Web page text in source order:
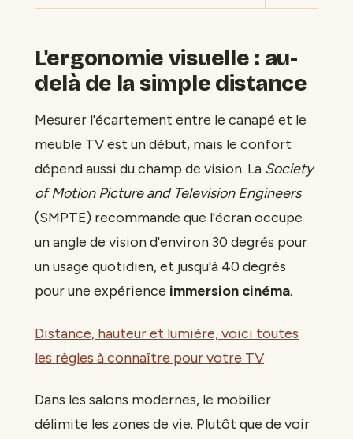
L'ergonomie visuelle : au-
delà de la simple distance
Mesurer l'écartement entre le canapé et le
meuble TV est un début, mais le confort
dépend aussi du champ de vision. La Society
of Motion Picture and Television Engineers
(SMPTE) recommande que l'écran occupe
un angle de vision d'environ 30 degrés pour
un usage quotidien, et jusqu'à 40 degrés
pour une expérience immersion cinéma.
Distance, hauteur et lumière, voici toutes
les règles à connaître pour votre TV
Dans les salons modernes, le mobilier
délimite les zones de vie. Plutôt que de voir